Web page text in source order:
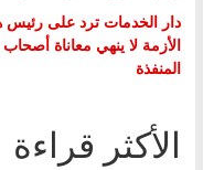
دار الخدمات ترد على رئيس
الأزمة لا ينهي معاناة
المنفذة
الأكثر قراءة